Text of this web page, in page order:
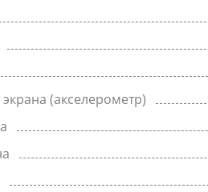
(акселерометр)